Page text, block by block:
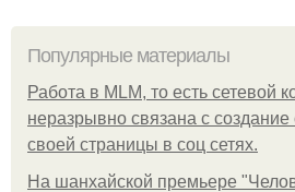
Популярные материалы
Работа в MLM, то есть сетевой
неразрывно связана с создание
своей страницы в соц сетях.
На шанхайской премьере